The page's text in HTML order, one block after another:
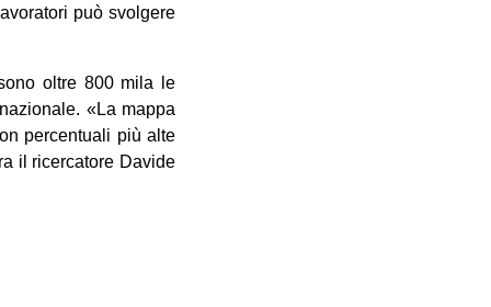
può svolgere
oltre 800 mila le
«La mappa
percentuali più alte
il ricercatore Davide